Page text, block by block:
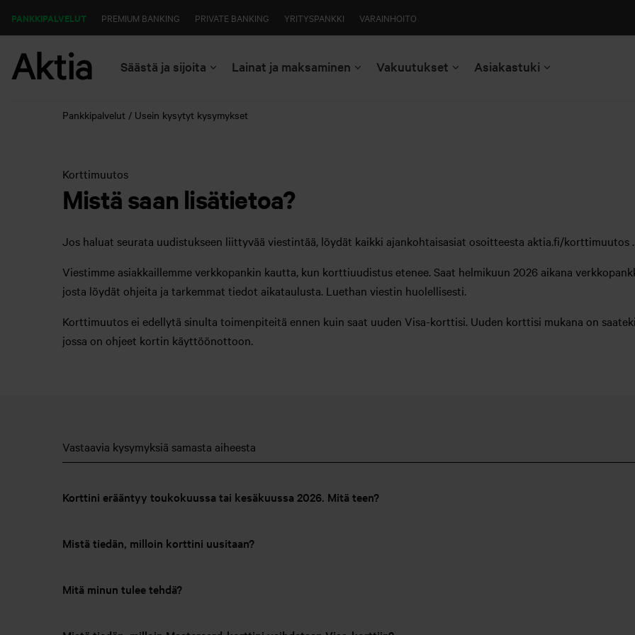
PANKKIPALVELUT PREMIUM BANKING PRIVATE BANKING YRITYSPANKKI VARAINHOITO
Säästä ja sijoita Lainat ja maksaminen Vakuutukset Asiakastuki
Pankkipalvelut Usein kysytyt kysymykset
Korttimuutos
Mistä saan lisätietoa?
Jos haluat seurata uudistukseen liittyvää viestintää, löydät kaikki ajankohtaisasiat osoitteesta aktia.fi/korttimuutos
Viestimme asiakkaillemme verkkopankin kautta, kun korttiuudistus etenee. Saat helmikuun 2026 aikana
josta löydät ohjeita ja tarkemmat tiedot aikataulusta. Luethan viestin huolellisesti.
Korttimuutos ei edellytä sinulta toimenpiteitä ennen kuin saat uuden Visa-korttisi. Uuden korttisi mukana on
jossa on ohjeet kortin käyttöönottoon.
Vastaavia kysymyksiä samasta aiheesta
Korttini erääntyy toukokuussa tai kesäkuussa 2026. Mitä teen?
Mistä tiedän, milloin korttini uusitaan?
Mitä minun tulee tehdä?